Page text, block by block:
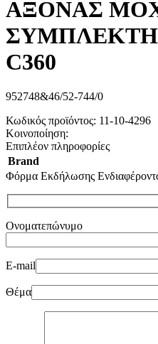
ΑΞΟΝΑΣ
ΣΥΜΠΛΕΚΤΗ
C360
952748&46/52-744/0
Κωδικός προϊόντος: 11-10-4296
Κοινοποίηση:
Επιπλέον πληροφορίες
Brand
Φόρμα Εκδήλωσης
Ονοματεπώνυμο
E-mail
Θέμα